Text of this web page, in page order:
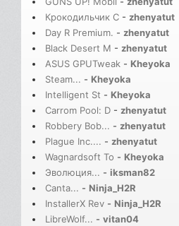
Крокодильчик С - zhenyatut
Day R Premium. - zhenyatut
Black Desert M - zhenyatut
ASUS GPUTweak - Kheyoka
Steam... - Kheyoka
Intelligent St - Kheyoka
Carrom Pool: D - zhenyatut
Robbery Bob... - zhenyatut
Plague Inc.... - zhenyatut
Wagnardsoft To - Kheyoka
Эволюция... - iksman82
Canta... - Ninja_H2R
InstallerX Rev - Ninja_H2R
LibreWolf... - vitan04